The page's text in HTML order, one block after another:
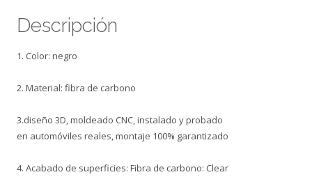
Descripción
1. Color: negro
2. Material: fibra de carbono
3.diseño 3D, moldeado CNC, instalado y probado
en automóviles reales, montaje 100% garantizado
4. Acabado de superficies: Fibra de carbono: Clear